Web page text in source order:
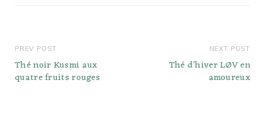
PREV POST
Thé noir Kusmi aux
quatre fruits rouges
NEXT POST
Thé d’hiver LØV en
amoureux